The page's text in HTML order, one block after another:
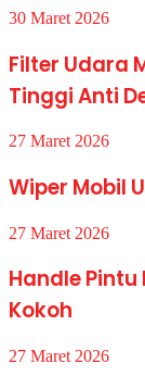
30 Maret 2026
Filter Udara
Tinggi Anti
27 Maret 2026
Wiper Mobil
27 Maret 2026
Handle
Kokoh
27 Maret 2026